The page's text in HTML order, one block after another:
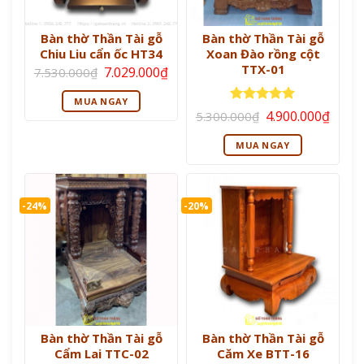
Bàn thờ Thần Tài gỗ
Chiu Liu cẩn ốc HT34
7.530.000₫ Giá
gốc
là:
7.530.000₫.
7.029.000₫Giá
7.029.000₫.
MUA NGAY
Bàn thờ Thần Tài gỗ
Xoan Đào rồng cột
TTX-01
Được xếp
hạng
5
sao
5.300.000₫ Giá
gốc
là:
5.300.000₫.
4.900.000₫Giá
MUA NGAY
-24%
Bàn thờ Thần Tài gỗ
Cẩm Lai TTC-02
-20%
Bàn thờ Thần Tài gỗ
Căm Xe BTT-16